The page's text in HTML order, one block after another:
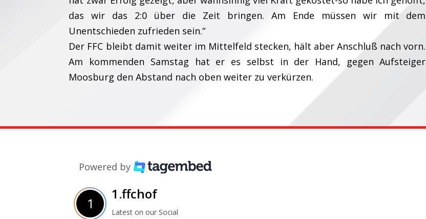
das wir das 2:0 über die Zeit bringen. Am Ende müssen wir mit dem
Unentschieden zufrieden sein.“
Der FFC bleibt damit weiter im Mittelfeld stecken, hält aber Anschluß nach vorn.
Am kommenden Samstag hat er es selbst in der Hand, gegen Aufsteiger
Moosburg den Abstand nach oben weiter zu verkürzen.
Powered by
1.ffchof
Latest on our Social